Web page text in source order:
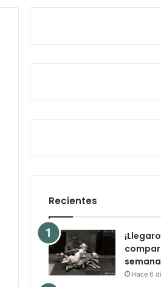
al
azar
Recientes
Hace 6